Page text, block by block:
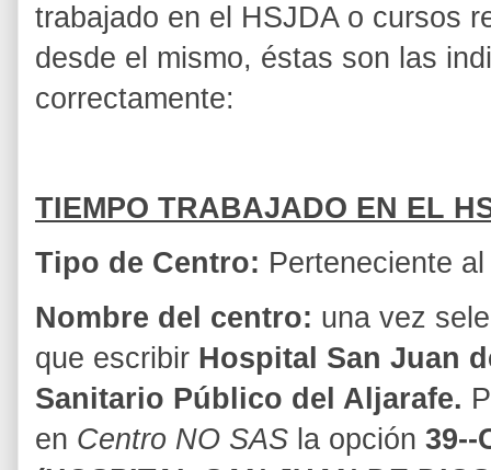
trabajado en el HSJDA o cursos
desde el mismo, éstas son las
correctamente:
TIEMPO TRABAJADO EN EL
Tipo de Centro: Perteneciente
Nombre del centro: una vez
que escribir Hospital San Juan
Sanitario Público del Aljarafe.
en Centro NO SAS la opción 39--